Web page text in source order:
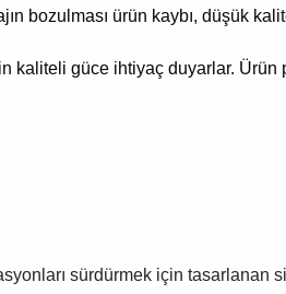
bozulması ürün kaybı, düşük
kaliteli güce ihtiyaç duyarlar. Ürün
sürdürmek için tasarlanan